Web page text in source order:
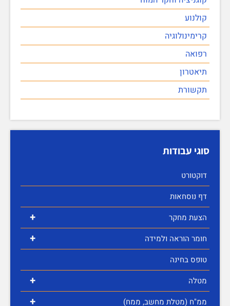
קולנוע
קרימינולוגיה
רפואה
תיאטרון
תקשורת
סוגי עבודות
דוקטורט
דף נוסחאות
+ הצעת מחקר
+
חומר הוראה ולמידה
טופס בחינה
+ מטלה
+ ממ"ח (מטלת מחשב, ממח)